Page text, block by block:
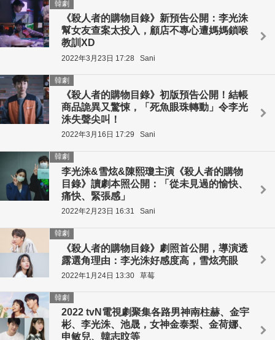
《殺人者的購物目錄》新預告公開：李光洙
幫女友查案太投入，顧店不專心遭媽媽鎖喉
教訓XD
韓劇
2022年3月23日 17:28 Sani
《殺人者的購物目錄》初版預告公開！結帳
商品詭異又驚悚，「死魚眼珠轉動」令李光
洙失聲尖叫！
韓劇
2022年3月16日 17:29 Sani
李光洙&雪炫&陳熙瓊主演《殺人者的購物
目錄》讀劇本照公開：「從未見過的愉快、
痛快、緊張感」
韓劇
2022年2月23日 16:31 Sani
《殺人者的購物目錄》劇照首公開，導演透
露選角理由：李光洙好感度高，雪炫亮眼
韓劇
2022年1月24日 13:30 草莓
2022 tvN電視劇聚集各路男神南柱赫、金宇
彬、李光洙、池晟，女神金泰梨、金荷娜、
申敏兒、韓志旼等
韓劇